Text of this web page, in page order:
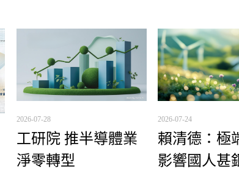
2026-07-28
工研院 推半導體業
淨零轉型
2026-07-24
賴清德：極
影響國人甚